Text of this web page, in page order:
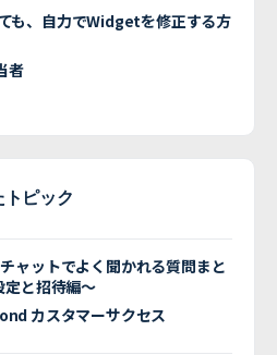
も、自力でWidgetを修正する方
者
ピック
ャットでよく聞かれる質問まと
定と招待編〜
カスタマーサクセス